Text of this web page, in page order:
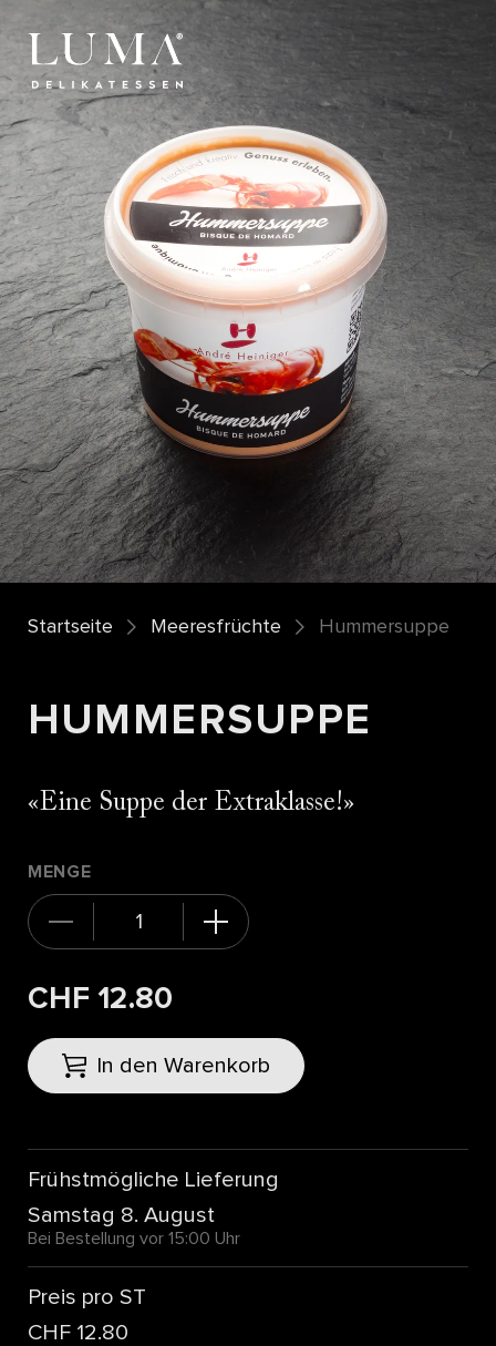
Startseite Meeresfrüchte Hummersuppe
HUMMERSUPPE
Eine Suppe der Extraklasse!
MENGE
CHF 12.80
In den Warenkorb
Frühstmögliche Lieferung
Samstag 8. August
Bei Bestellung vor 15:00 Uhr
Preis pro ST
CHF 12.80